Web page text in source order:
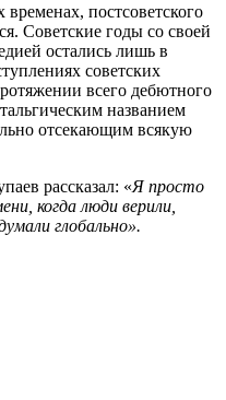
постсоветского
Советские годы со своей
остались лишь в
советских
всего дебютного
названием
отсекающим всякую
рассказал: «Я просто
когда люди верили,
глобально».